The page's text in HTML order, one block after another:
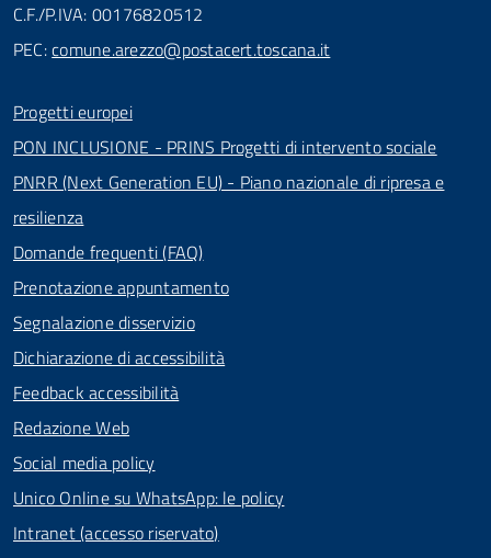
C.F./P.IVA: 00176820512
PEC:comune.arezzo@postacert.toscana.it
Progetti europei
PON INCLUSIONE - PRINS Progetti di intervento sociale
PNRR (Next Generation EU) - Piano nazionale di ripresa e
resilienza
Domande frequenti (FAQ)
Prenotazione appuntamento
Segnalazione disservizio
Dichiarazione di accessibilità
Feedback accessibilità
Redazione Web
Social media policy
Unico Online su WhatsApp: le policy
Intranet (accesso riservato)